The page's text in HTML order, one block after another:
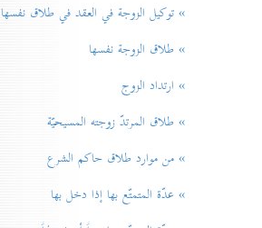
» توكيل الزوجة في العقد في طلاق نفسها
» طلاق الزوجة نفسها
» ارتداد الزوج
» طلاق المرتدّ زوجته المسيحيّة
» من موارد طلاق حاكم الشرع
» عدّة المتمتّع بها إذا دخل بها